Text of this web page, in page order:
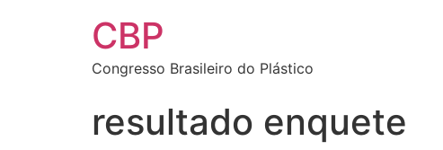
CBP
Congresso Brasileiro do Plástico
resultado enquete